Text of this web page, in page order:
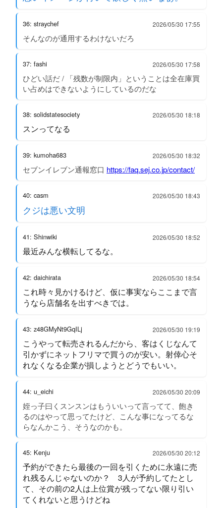
36: straychef 2026/05/30 17:55
そんなのが通用するわけないだろ
37: fashi 2026/05/30 17:58
ひどい話だ / 「残数が制限内」ということは全在庫買
い占めはできないようにしているのだな
38: solidstatesociety 2026/05/30 18:18
スンってなる
39: kumoha683 2026/05/30 18:32
セブンイレブン通報窓口 https://faq.sej.co.jp/contact/
40: casm 2026/05/30 18:43
クジは悪い文明
41: Shinwiki 2026/05/30 18:52
最近みんな横転してるな。
42: daichirata 2026/05/30 18:54
これ時々見かけるけど、仮に事実ならここまで言
うなら店舗名を出すべきでは。
43: z48GMyNt9GqILj 2026/05/30 19:19
こうやって転売されるんだから、客はくじなんて
引かずにネットフリマで買うのが安い。射倖心そ
れなくなる企業が損しようとどうでもいい。
44: u_eichi 2026/05/30 20:09
姪っ子曰くスンスンはもういいって言ってて、飽き
るのはやって思ってたけど、こんな事になってるな
らなんかこう、そうなのかも。
45: Kenju 2026/05/30 20:12
予約ができたら最後の一回を引くために永遠に売
れ残るんじゃないのか？ 3人が予約してたとし
て、その前の2人は上位賞が残ってない限り引い
てくれないと思うけどね